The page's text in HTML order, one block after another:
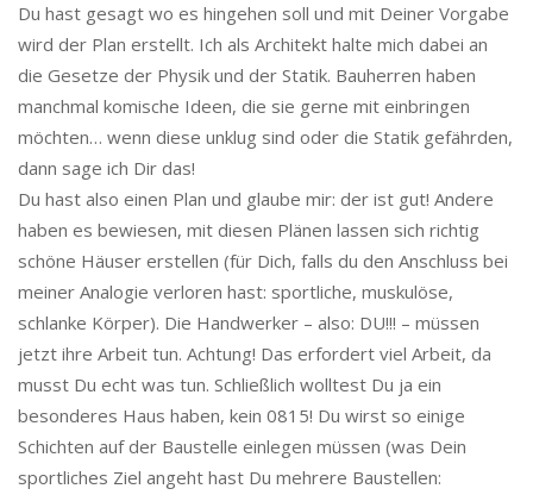
Du hast gesagt wo es hingehen soll und mit Deiner Vorgabe
wird der Plan erstellt. Ich als Architekt halte mich dabei an
die Gesetze der Physik und der Statik. Bauherren haben
manchmal komische Ideen, die sie gerne mit einbringen
möchten… wenn diese unklug sind oder die Statik gefährden,
dann sage ich Dir das!
Du hast also einen Plan und glaube mir: der ist gut! Andere
haben es bewiesen, mit diesen Plänen lassen sich richtig
schöne Häuser erstellen (für Dich, falls du den Anschluss bei
meiner Analogie verloren hast: sportliche, muskulöse,
schlanke Körper). Die Handwerker – also: DU!!! – müssen
jetzt ihre Arbeit tun. Achtung! Das erfordert viel Arbeit, da
musst Du echt was tun. Schließlich wolltest Du ja ein
besonderes Haus haben, kein 0815! Du wirst so einige
Schichten auf der Baustelle einlegen müssen (was Dein
sportliches Ziel angeht hast Du mehrere Baustellen: